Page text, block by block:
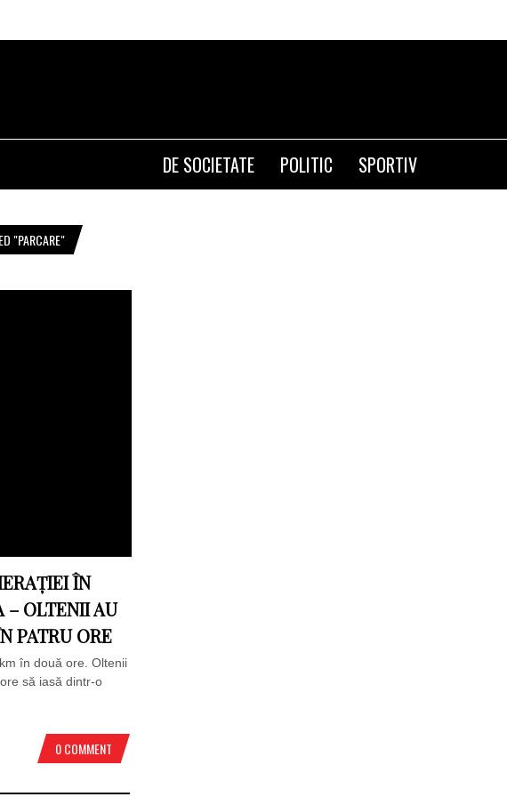
DE SOCIETATE POLITIC SPORTIV
"PARCARE"
ÎN
– OLTENII AU
PATRU ORE
în două ore. Oltenii
să iasă dintr-o
0 COMMENT